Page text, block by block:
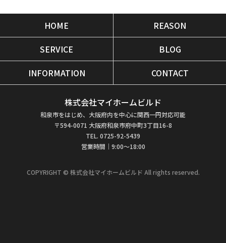
HOME
REASON
SERVICE
BLOG
INFORMATION
CONTACT
株式会社マイホームビルド
和泉市をはじめ、大阪府内を中心に関西一円対応可能
〒594-0071 大阪府和泉市府中町3丁目16-8
TEL. 0725-92-5439
営業時間｜9:00～18:00
COPYRIGHT © 株式会社マイホームビルド All rights reserved.